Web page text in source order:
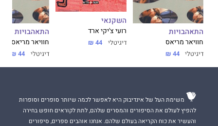
התאהבויות
חוויאר מריאס
דיגיטלי 44 ₪
השקנאי
רועי צ'יקי ארד
דיגיטלי 44 ₪
התאהבויות
חוויאר מריאס
דיגיטלי 44 ₪
משימת העל של אינדיבוק היא לאפשר לכמה שיותר סופרים וסופרות
להפיץ לעולם את הסיפורים והמסרים שלהם, לתת לקוראים חופש בחירה
והעשיר את כוח הקריאה בעולם שלהם. אנחנו אוהבים ספרים, סיפורים